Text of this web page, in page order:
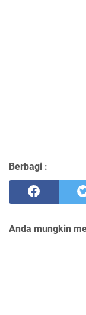
Berbagi :
Anda mungkin